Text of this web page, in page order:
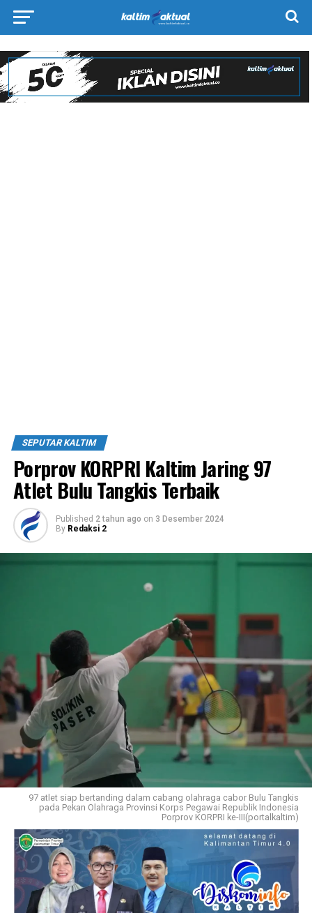
SEPUTAR KALTIM
Porprov KORPRI Kaltim Jaring 97
Atlet Bulu Tangkis Terbaik
Published 2 tahun ago on 3 Desember 2024
By Redaksi 2
97 atlet siap bertanding dalam cabang olahraga cabor Bulu Tangkis
pada Pekan Olahraga Provinsi Korps Pegawai Republik Indonesia
Porprov KORPRI ke-III(portalkaltim)